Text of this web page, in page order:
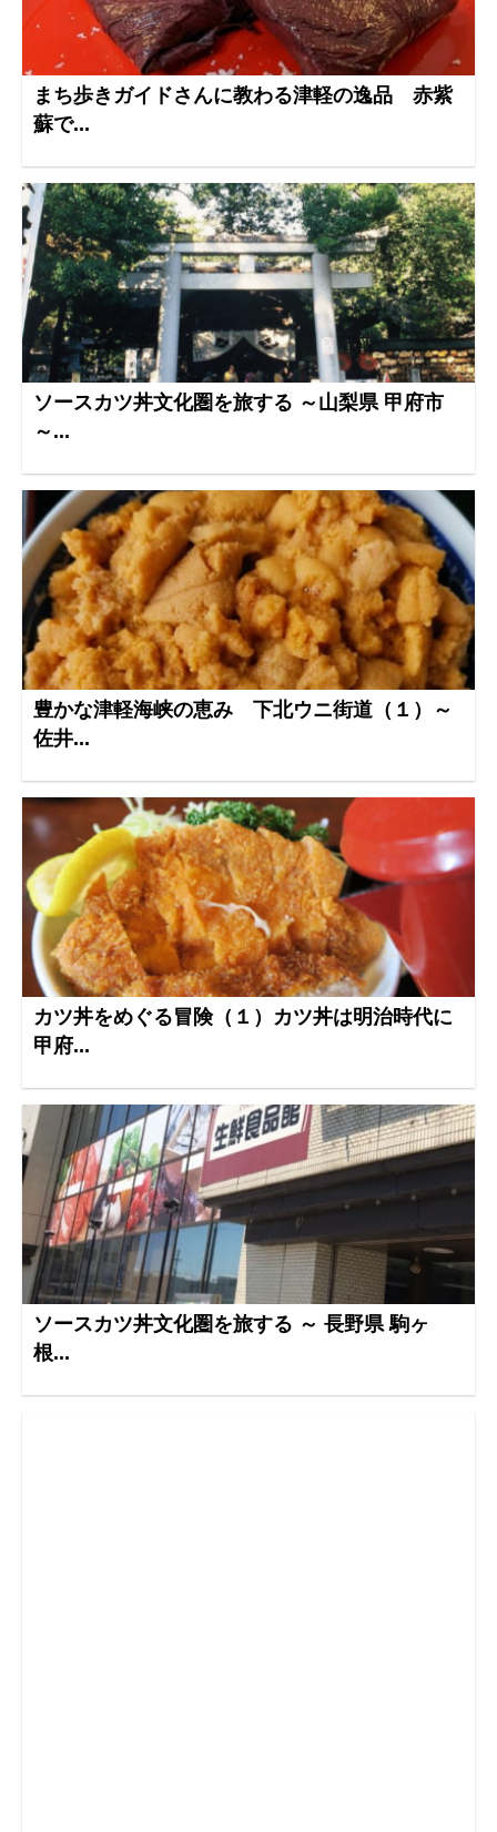
まち歩きガイドさんに教わる津軽の逸品 赤紫
蘇で...
ソースカツ丼文化圏を旅する ～山梨県 甲府市
～...
豊かな津軽海峡の恵み 下北ウニ街道（１）～
佐井...
カツ丼をめぐる冒険（１）カツ丼は明治時代に
甲府...
ソースカツ丼文化圏を旅する ～ 長野県 駒ヶ
根...